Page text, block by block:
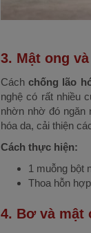
3. Mật ong
Cáchchống lão
nghệ có rất nhiều
nhờn nhờ đó ngăn
hóa da, cải thiện
Cách thực hiện:
1 muỗng bột
Thoa hỗn
4. Bơ và mật